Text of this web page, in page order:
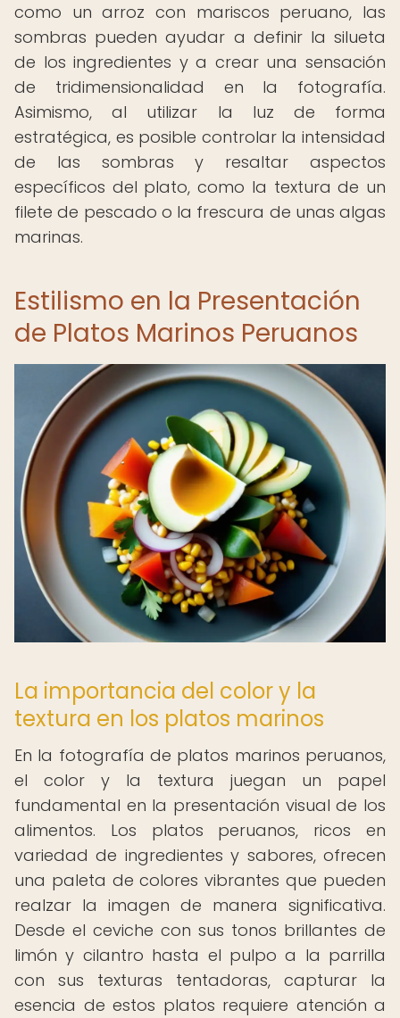
como un arroz con mariscos peruano, las
sombras pueden ayudar a definir la silueta
de los ingredientes y a crear una sensación
de tridimensionalidad en la fotografía.
Asimismo, al utilizar la luz de forma
estratégica, es posible controlar la intensidad
de las sombras y resaltar aspectos
específicos del plato, como la textura de un
filete de pescado o la frescura de unas algas
marinas.
Estilismo en la Presentación
de Platos Marinos Peruanos
La importancia del color y la
textura en los platos marinos
En la fotografía de platos marinos peruanos,
el color y la textura juegan un papel
fundamental en la presentación visual de los
alimentos. Los platos peruanos, ricos en
variedad de ingredientes y sabores, ofrecen
una paleta de colores vibrantes que pueden
realzar la imagen de manera significativa.
Desde el ceviche con sus tonos brillantes de
limón y cilantro hasta el pulpo a la parrilla
con sus texturas tentadoras, capturar la
esencia de estos platos requiere atención a